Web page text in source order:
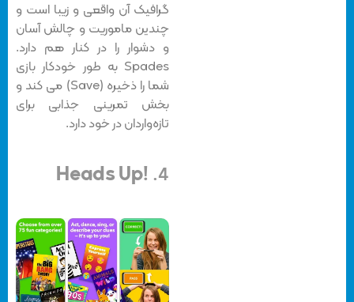
گرافیک آن واقعی و زیبا است و
چندین ماموریت و چالش آسان
و دشوار را در کنار هم دارد.
Spades به طور خودکار بازی
شما را ذخیره (Save) می کند و
بخش تمرینی جذابی برای
تازه‌واردان در خود دارد.
!
Heads Up